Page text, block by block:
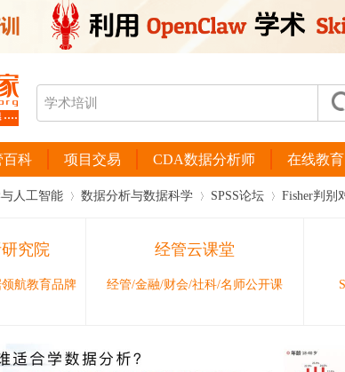
百科 项目交易 CDA数据分析师 在线教育
人工智能 数据分析与数据科学 SPSS论坛 Fisher判别
究院
航教育品牌
经管云课堂
经管/金融/财会/社科/名师公开课